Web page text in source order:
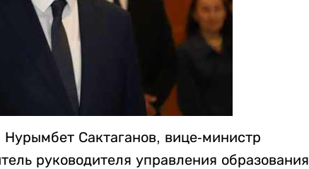
Сактаганов, вице-министр
руководителя управления образования